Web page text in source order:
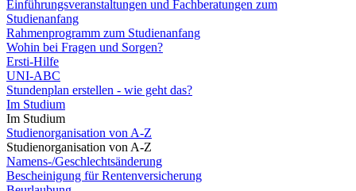
Einführungsveranstaltungen und Fachberatungen zum
Studienanfang
Rahmenprogramm zum Studienanfang
Wohin bei Fragen und Sorgen?
Ersti-Hilfe
UNI-ABC
Stundenplan erstellen - wie geht das?
Im Studium
Im Studium
Studienorganisation von A-Z
Studienorganisation von A-Z
Namens-/Geschlechtsänderung
Bescheinigung für Rentenversicherung